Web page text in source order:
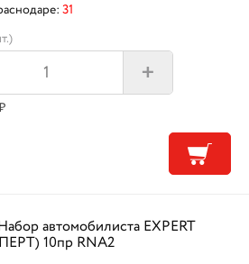
31
+
автомобилиста EXPERT
10пр RNA2